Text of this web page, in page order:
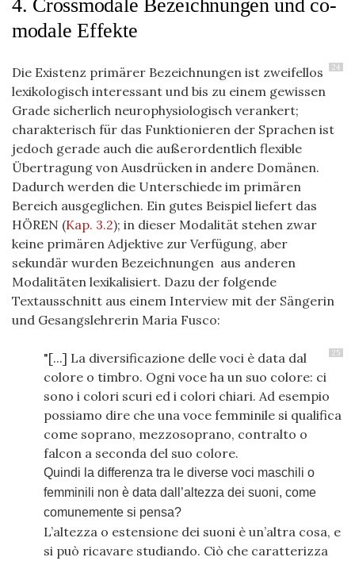
4. Crossmodale Bezeichnungen und co-
modale Effekte
24
Die Existenz primärer Bezeichnungen ist zweifellos
lexikologisch interessant und bis zu einem gewissen
Grade sicherlich neurophysiologisch verankert;
charakterisch für das Funktionieren der Sprachen ist
jedoch gerade auch die außerordentlich flexible
Übertragung von Ausdrücken in andere Domänen.
Dadurch werden die Unterschiede im primären
Bereich ausgeglichen. Ein gutes Beispiel liefert das
HÖREN (Kap. 3.2); in dieser Modalität stehen zwar
keine primären Adjektive zur Verfügung, aber
sekundär wurden Bezeichnungen aus anderen
Modalitäten lexikalisiert. Dazu der folgende
Textausschnitt aus einem Interview mit der Sängerin
und Gesangslehrerin Maria Fusco:
25
"[...] La diversificazione delle voci è data dal
colore o timbro. Ogni voce ha un suo colore: ci
sono i colori scuri ed i colori chiari. Ad esempio
possiamo dire che una voce femminile si qualifica
come soprano, mezzosoprano, contralto o
falcon a seconda del suo colore.
Quindi la differenza tra le diverse voci maschili o
femminili non è data dall’altezza dei suoni, come
comunemente si pensa?
L’altezza o estensione dei suoni è un’altra cosa, e
si può ricavare studiando. Ciò che caratterizza